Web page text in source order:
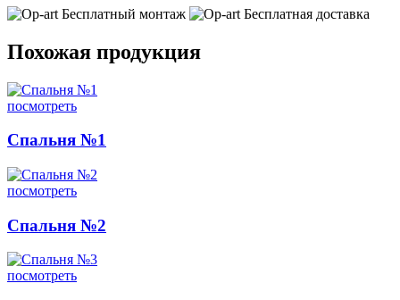
Бесплатный монтаж
Бесплатная доставка
Похожая продукция
посмотреть
Спальня №1
посмотреть
Спальня №2
посмотреть